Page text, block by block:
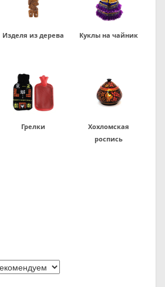
Изделя из дерева Куклы на чайник
Грелки
Хохломская
роспись